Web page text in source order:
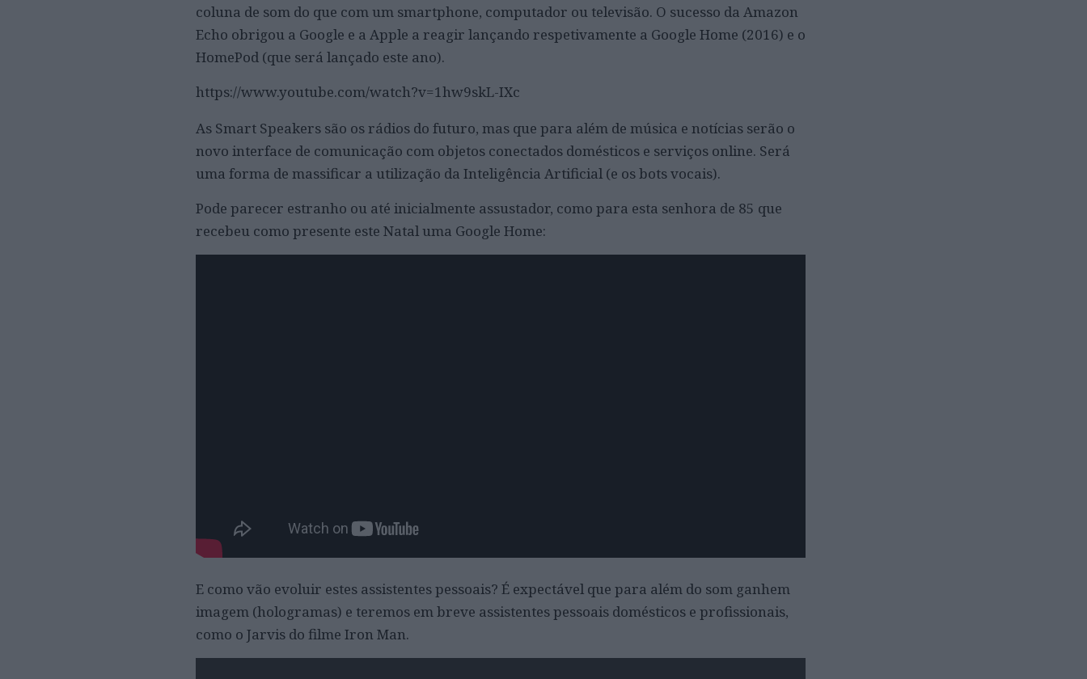
coluna de som do que com um smartphone, computador ou televisão. O sucesso da Amazon
Echo obrigou a Google e a Apple a reagir lançando respetivamente a Google Home (2016) e o
HomePod (que será lançado este ano).
https://www.youtube.com/watch?v=1hw9skL-IXc
As Smart Speakers são os rádios do futuro, mas que para além de música e notícias serão o
novo interface de comunicação com objetos conectados domésticos e serviços online. Será
uma forma de massificar a utilização da Inteligência Artificial (e os bots vocais).
Pode parecer estranho ou até inicialmente assustador, como para esta senhora de 85 que
recebeu como presente este Natal uma Google Home:
E como vão evoluir estes assistentes pessoais? É expectável que para além do som ganhem
imagem (hologramas) e teremos em breve assistentes pessoais domésticos e profissionais,
como o Jarvis do filme Iron Man.